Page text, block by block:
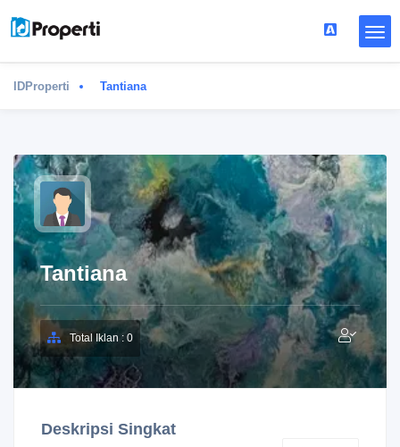
IDProperti Tantiana
Tantiana
Total Iklan : 0
Deskripsi Singkat